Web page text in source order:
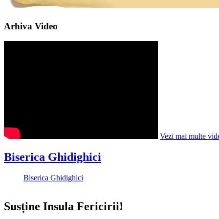
Arhiva Video
Vezi mai multe
Biserica Ghidighici
Biserica Ghidighici
Susține Insula Fericirii!